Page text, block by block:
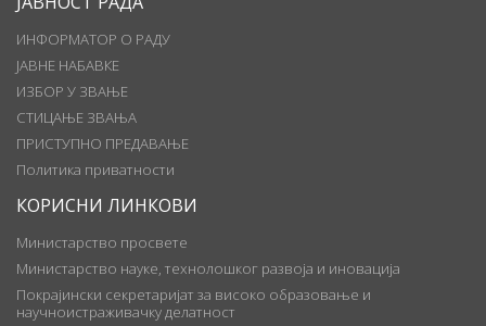
ИНФОРМАТОР О РАДУ
ЈАВНЕ НАБАВКЕ
ИЗБОР У ЗВАЊЕ
СТИЦАЊЕ ЗВАЊА
ПРИСТУПНО ПРЕДАВАЊЕ
Политика приватности
КОРИСНИ ЛИНКОВИ
Министарство просвете
Министарство науке, технолошког развоја и иновација
Покрајински секретаријат за високо образовање и
научноистраживачку делатност